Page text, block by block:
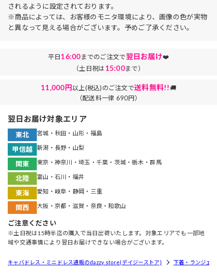
されるように設定されております。
※商品によっては、お客様のモニタ環境により、画像の色が実物
と異なって見える場合がございます。予めご了承ください。
平日16:00までのご注文で翌日お届け❤️
（土日祝は15:00まで）
11,000円以上(税込)のご注文で送料無料!!🚚
（配送料一律 690円）
翌日お届け対象エリア
東北 宮城・秋田・山形・福島
甲信越 新潟・長野・山梨
関東 東京・神奈川・埼玉・千葉・茨城・栃木・群馬
北陸 富山・石川・福井
東海 愛知・岐阜・静岡・三重
関西 大阪・京都・滋賀・奈良・和歌山
ご注意ください
※土日祝は15時半迄の購入で当日出荷いたします。対象エリアでも一部地
域や交通事情により翌日お届けできない場合がございます。
キャバドレス・ミニドレス通販のdazzy store(デイジーストア) 下着・ランジェ